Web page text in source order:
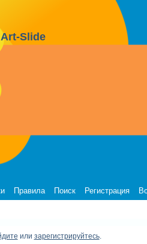
Art-Slide
Правила Поиск Регистрация
или зарегистрируйтесь.